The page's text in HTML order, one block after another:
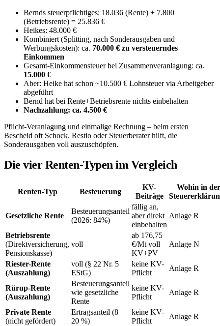
Bernds steuerpflichtiges: 18.036 (Rente) + 7.800
(Betriebsrente) = 25.836 €
Heikes: 48.000 €
Kombiniert (Splitting, nach Sonderausgaben und
Werbungskosten): ca. 70.000 € zu versteuerndes
Einkommen
Gesamt-Einkommensteuer bei Zusammenveranlagung: ca.
15.000 €
Aber: Heike hat schon ~10.500 € Lohnsteuer via Arbeitgeber
abgeführt
Bernd hat bei Rente+Betriebsrente nichts einbehalten
Nachzahlung: ca. 4.500 €
Pflicht-Veranlagung und einmalige Rechnung – beim ersten
Bescheid oft Schock. Restio oder Steuerberater hilft, die
Sonderausgaben voll auszuschöpfen.
Die vier Renten-Typen im Vergleich
Renten-Typ Besteuerung
KV-
Beiträge
Wohin in der
Gesetzliche Rente
Besteuerungsanteil
(2026: 84%)
fällig an,
aber direkt
einbehalten
Anlage R
Betriebsrente
(Direktversicherung,
Pensionskasse)
voll
ab 176,75
€/Mt voll
KV+PV
Anlage N
Riester-Rente
(Auszahlung)
voll (§ 22 Nr. 5
EStG)
keine KV-
Pflicht
Anlage R
Rürup-Rente
(Auszahlung)
Besteuerungsanteil
wie gesetzliche
Rente
keine KV-
Pflicht
Anlage R
Private Rente
(nicht gefördert)
Ertragsanteil (8–
20 %)
keine KV-
Pflicht
Anlage R